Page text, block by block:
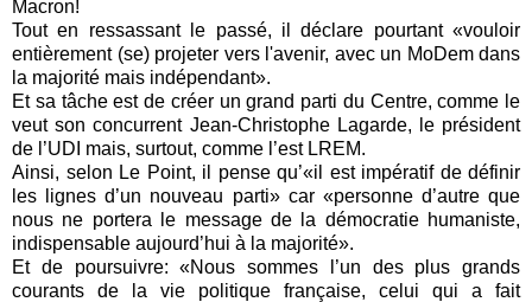
Macron!
Tout en ressassant le passé, il déclare pourtant «vouloir
entièrement (se) projeter vers l'avenir, avec un MoDem dans
la majorité mais indépendant».
Et sa tâche est de créer un grand parti du Centre, comme le
veut son concurrent Jean-Christophe Lagarde, le président
de l’UDI mais, surtout, comme l’est LREM.
Ainsi, selon Le Point, il pense qu’«il est impératif de définir
les lignes d’un nouveau parti» car «personne d’autre que
nous ne portera le message de la démocratie humaniste,
indispensable aujourd’hui à la majorité».
Et de poursuivre: «Nous sommes l’un des plus grands
courants de la vie politique française, celui qui a fait